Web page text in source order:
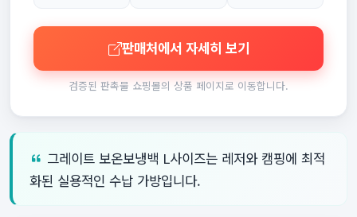
판매처에서 자세히 보기
검증된 판촉물 쇼핑몰의 상품 페이지로 이동합니다.
그레이트 보온보냉백 L사이즈는 레저와 캠핑에 최적
화된 실용적인 수납 가방입니다.